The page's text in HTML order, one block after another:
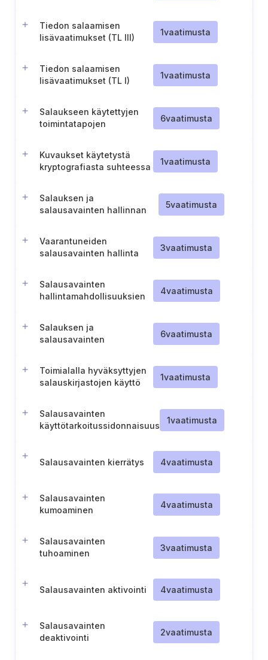
ulkopuolelle (TL IV)
Tiedon salaamisen
lisävaatimukset (TL III)
1vaatimusta
Tiedon salaamisen
lisävaatimukset (TL I)
1vaatimusta
Salaukseen käytettyjen
toimintatapojen
6vaatimusta
Kuvaukset käytetystä
kryptografiasta suhteessa
1vaatimusta
Salauksen ja
salausavainten hallinnan
5vaatimusta
Vaarantuneiden
salausavainten hallinta
3vaatimusta
Salausavainten
hallintamahdollisuuksien
4vaatimusta
Salauksen ja
salausavainten
6vaatimusta
Toimialalla hyväksyttyjen
salauskirjastojen käyttö
1vaatimusta
Salausavainten
käyttötarkoitussidonnaisuus
1vaatimusta
Salausavainten kierrätys 4vaatimusta
Salausavainten
kumoaminen
4vaatimusta
Salausavainten
tuhoaminen
3vaatimusta
Salausavainten aktivointi 4vaatimusta
Salausavainten
deaktivointi
2vaatimusta